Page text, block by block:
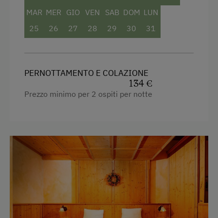
Specialità regionali
Specialità austriache
Servizi
Giornali gratuiti nella hall dell'albergo
Servizio telefono
Navetta per la stazione ferroviaria
Navetta per l'aeroporto
Navetta per le piste da sci
MAR
25
MER
26
GIO
27
VEN
28
SAB
29
DOM
30
LUN
31
PERNOTTAMENTO E COLAZIONE
134 €
Prezzo minimo per 2 ospiti per notte